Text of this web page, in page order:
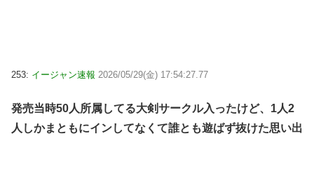
253: イージャン速報 2026/05/29(金) 17:54:27.77
発売当時50人所属してる大剣サークル入ったけど、1人2
人しかまともにインしてなくて誰とも遊ばず抜けた思い出